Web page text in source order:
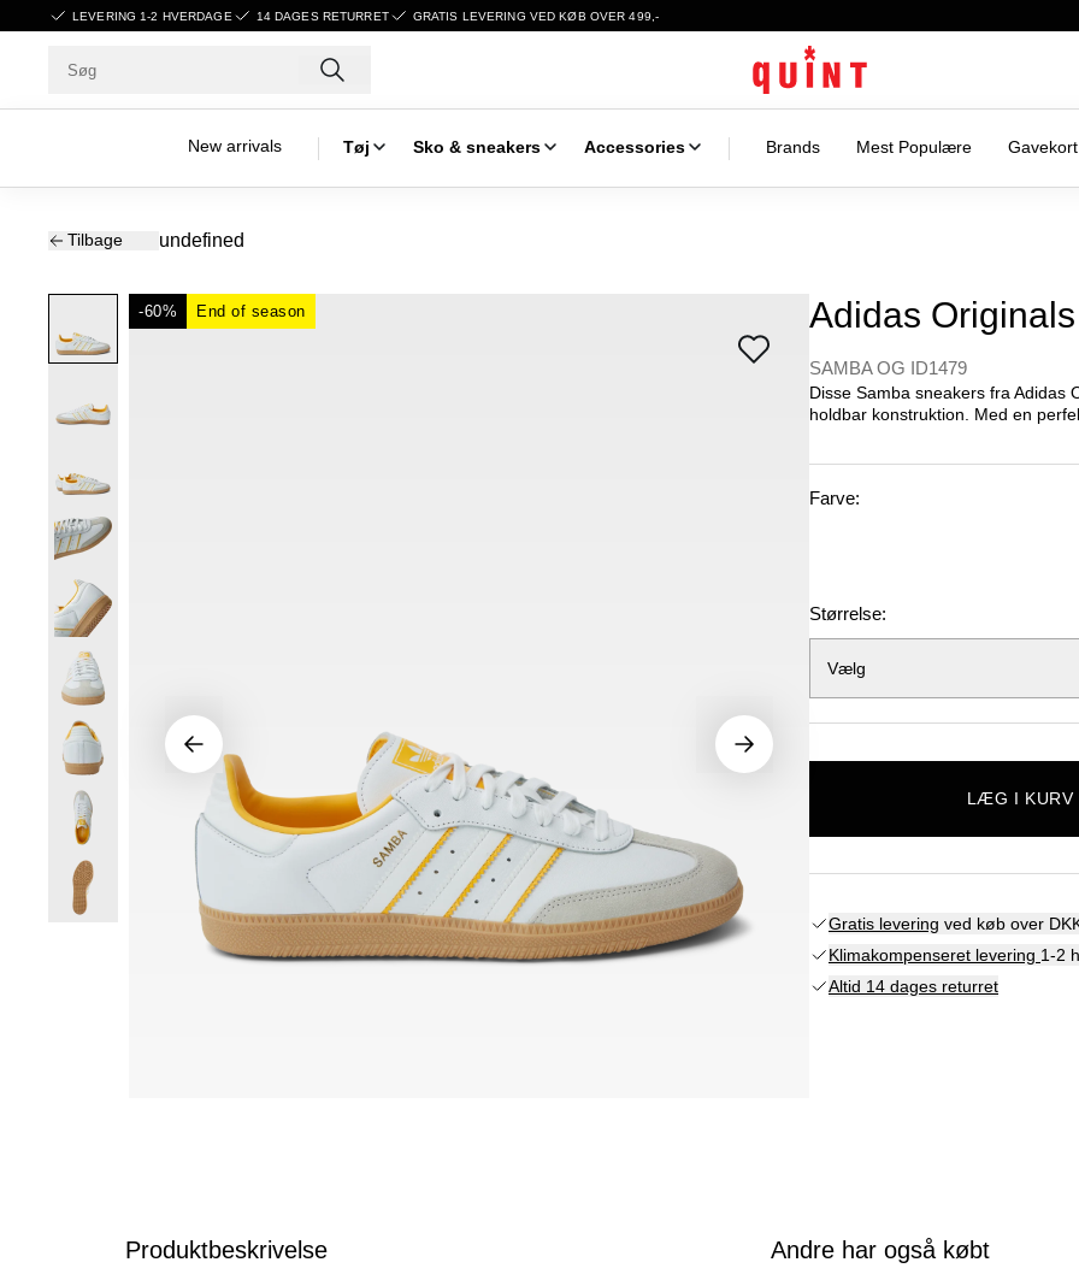
LEVERING 1-2 HVERDAGE 14 DAGES RETURRET GRATIS LEVERING VED KØB OVER 499,-
New arrivals Tøj Sko & sneakers Accessories Brands Mest Populære Gavekort
Tilbage undefined
-60% End of season Adidas Originals
SAMBA OG ID1479
Disse Samba sneakers fra Adidas
holdbar konstruktion. Med en
Farve:
Størrelse:
Vælg
LÆG I KURV
Gratis levering ved køb over
Klimakompenseret levering 1-2
Altid 14 dages returret
Produktbeskrivelse Andre har også købt